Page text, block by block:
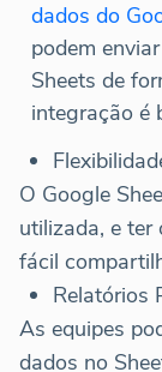
dados do
podem
Sheets de
integração é
O Google
utilizada, e ter
fácil
Relatórios
As equipes
dados no